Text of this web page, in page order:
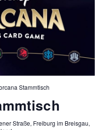
Stammtisch
Straße, Freiburg im Breisgau,